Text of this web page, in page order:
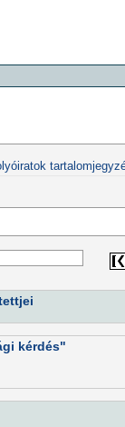
kérdés"